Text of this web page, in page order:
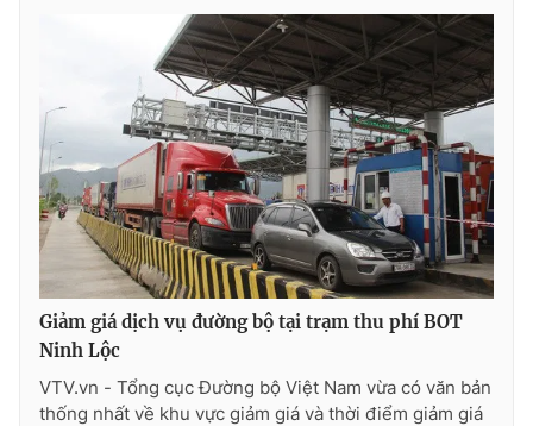
Infographic
Video Shorts video
VTV Money VTV Thể thao
VTV Sức khoẻ Bất động sản
Thị trường 24h Tấm lòng Việt
VTV4 Vươn mình bằng AI
Giảm giá dịch vụ đường bộ tại trạm thu phí BOT
Ninh Lộc
VTV.vn - Tổng cục Đường bộ Việt Nam vừa có văn bản
thống nhất về khu vực giảm giá và thời điểm giảm giá